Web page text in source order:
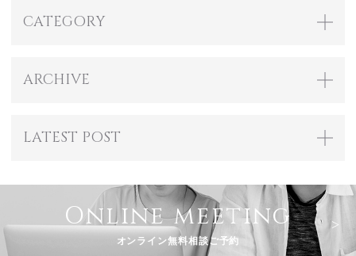
CATEGORY
ARCHIVE
LATEST POST
Online meeting
オンライン無料相談ご予約